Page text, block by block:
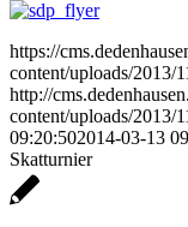
https://
content/uploads/2013/
http://
content/uploads/2013/
09:20:502014-03-13
Skatturnier